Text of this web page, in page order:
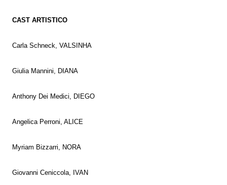
CAST ARTISTICO
Carla Schneck, VALSINHA
Giulia Mannini, DIANA
Anthony Dei Medici, DIEGO
Angelica Perroni, ALICE
Myriam Bizzarri, NORA
Giovanni Ceniccola, IVAN